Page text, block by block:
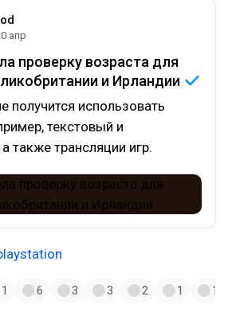
апр
проверку возраста для
и Ирландии
получится использовать
текстовый и
также трансляции игр.
6 3 3 2 1 1